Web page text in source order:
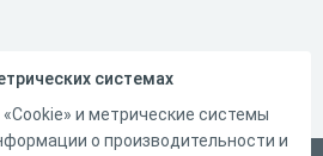
системах
и метрические системы
о производительности и